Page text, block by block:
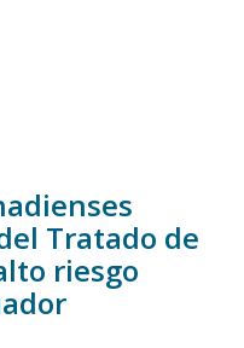
Tratado de
riesgo